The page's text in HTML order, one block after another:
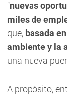
"nuevas
miles de
que, basada
ambiente y la
una nueva
A propósito,